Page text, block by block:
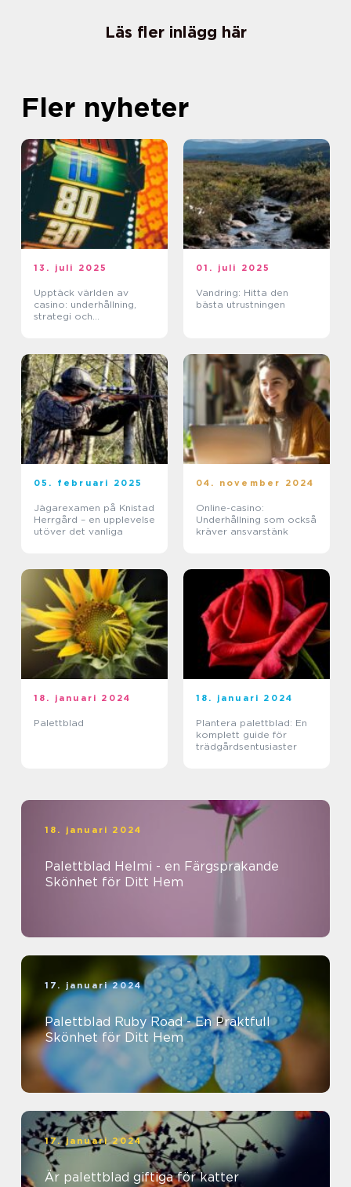
Läs fler inlägg här
Fler nyheter
13. juli 2025
Upptäck världen av
casino: underhållning,
strategi och
01. juli 2025
Vandring: Hitta den
bästa utrustningen
05. februari 2025
Jägarexamen på Knistad
Herrgård – en upplevelse
utöver det vanliga
04. november 2024
Online-casino:
Underhållning som också
kräver ansvarstänk
18. januari 2024
Palettblad
18. januari 2024
Plantera palettblad: En
komplett guide för
trädgårdsentusiaster
18. januari 2024
Palettblad Helmi - en Färgsprakande
Skönhet för Ditt Hem
17. januari 2024
Palettblad Ruby Road - En Praktfull
Skönhet för Ditt Hem
17. januari 2024
Är palettblad giftiga för katter